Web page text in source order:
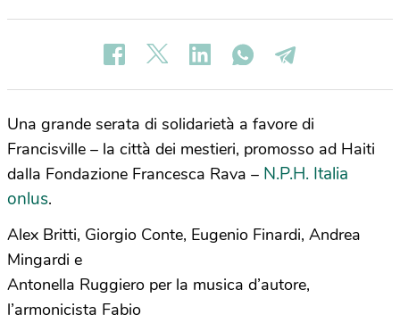
Una grande serata di solidarietà a favore di
Francisville – la città dei mestieri, promosso ad Haiti
dalla Fondazione Francesca Rava – N.P.H. Italia
onlus.
Alex Britti, Giorgio Conte, Eugenio Finardi, Andrea
Mingardi e
Antonella Ruggiero per la musica d’autore,
l’armonicista Fabio